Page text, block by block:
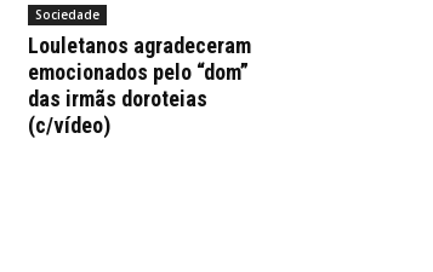
Sociedade
Louletanos agradeceram
emocionados pelo “dom”
das irmãs doroteias
(c/vídeo)